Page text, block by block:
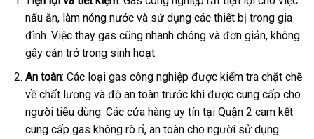
nấu ăn, làm nóng nước và sử dụng các thiết bị trong gia
đình. Việc thay gas cũng nhanh chóng và đơn giản, không
gây cản trở trong sinh hoạt.
An toàn: Các loại gas công nghiệp được kiểm tra chặt chẽ
về chất lượng và độ an toàn trước khi được cung cấp cho
người tiêu dùng. Các cửa hàng uy tín tại Quận 2 cam kết
cung cấp gas không rò rỉ, an toàn cho người sử dụng.